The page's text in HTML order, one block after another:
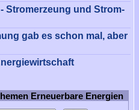
Stromerzeung und Strom-
gab es schon mal, aber
Erneuerbare Energien